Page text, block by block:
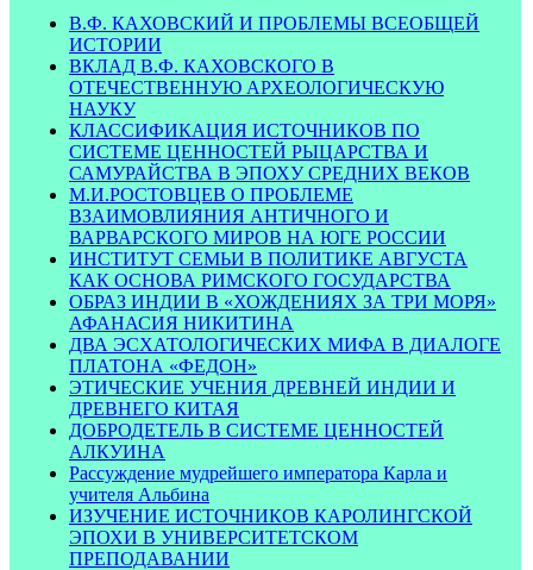
В.Ф. КАХОВСКИЙ И ПРОБЛЕМЫ ВСЕОБЩЕЙ
ИСТОРИИ
ВКЛАД В.Ф. КАХОВСКОГО В
ОТЕЧЕСТВЕННУЮ АРХЕОЛОГИЧЕСКУЮ
НАУКУ
КЛАССИФИКАЦИЯ ИСТОЧНИКОВ ПО
СИСТЕМЕ ЦЕННОСТЕЙ РЫЦАРСТВА И
САМУРАЙСТВА В ЭПОХУ СРЕДНИХ ВЕКОВ
М.И.РОСТОВЦЕВ О ПРОБЛЕМЕ
ВЗАИМОВЛИЯНИЯ АНТИЧНОГО И
ВАРВАРСКОГО МИРОВ НА ЮГЕ РОССИИ
ИНСТИТУТ СЕМЬИ В ПОЛИТИКЕ АВГУСТА
КАК ОСНОВА РИМСКОГО ГОСУДАРСТВА
ОБРАЗ ИНДИИ В «ХОЖДЕНИЯХ ЗА ТРИ МОРЯ»
АФАНАСИЯ НИКИТИНА
ДВА ЭСХАТОЛОГИЧЕСКИХ МИФА В ДИАЛОГЕ
ПЛАТОНА «ФЕДОН»
ЭТИЧЕСКИЕ УЧЕНИЯ ДРЕВНЕЙ ИНДИИ И
ДРЕВНЕГО КИТАЯ
ДОБРОДЕТЕЛЬ В СИСТЕМЕ ЦЕННОСТЕЙ
АЛКУИНА
Рассуждение мудрейшего императора Карла и
учителя Альбина
ИЗУЧЕНИЕ ИСТОЧНИКОВ КАРОЛИНГСКОЙ
ЭПОХИ В УНИВЕРСИТЕТСКОМ
ПРЕПОДАВАНИИ